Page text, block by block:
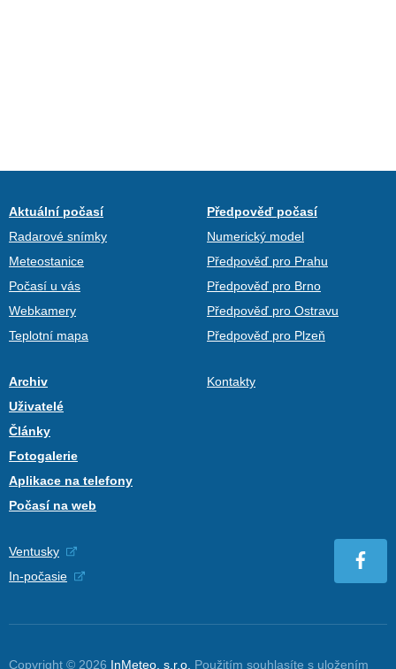
Aktuální počasí
Radarové snímky
Meteostanice
Počasí u vás
Webkamery
Teplotní mapa
Předpověď počasí
Numerický model
Předpověď pro Prahu
Předpověď pro Brno
Předpověď pro Ostravu
Předpověď pro Plzeň
Archiv
Uživatelé
Články
Fotogalerie
Aplikace na telefony
Počasí na web
Kontakty
Ventusky
In-počasie
Copyright © 2026 InMeteo, s.r.o. Použitím souhlasíte s uložením